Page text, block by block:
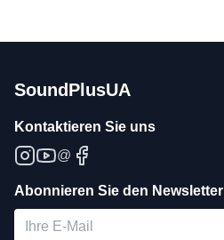
SoundPlusUA
Kontaktieren Sie uns
@
Abonnieren Sie den Newsletter